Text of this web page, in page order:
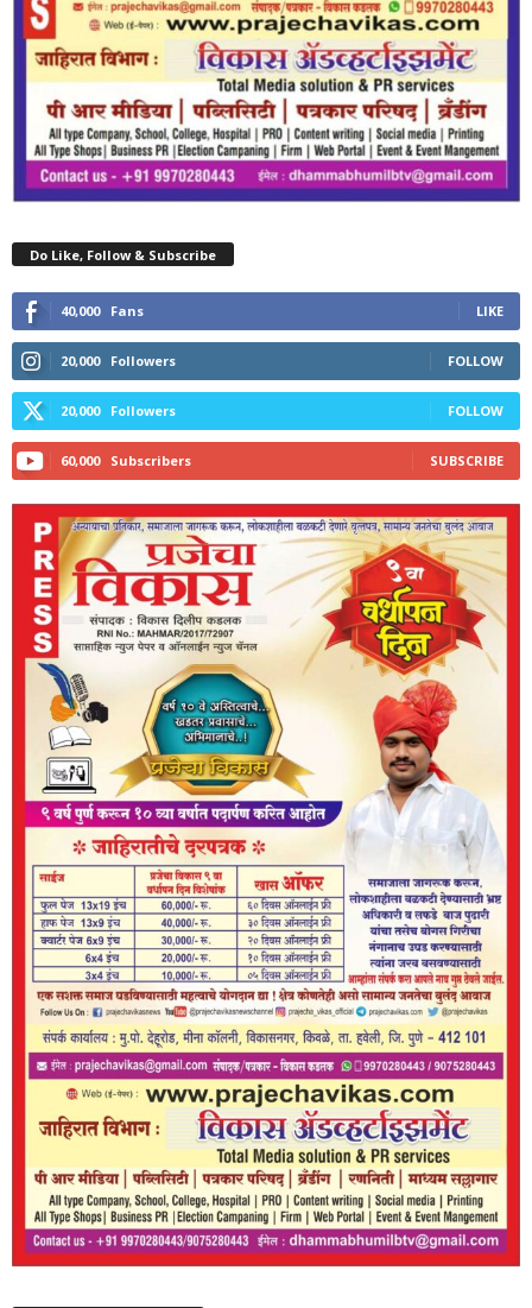
Do Like, Follow & Subscribe
40,000 Fans LIKE
20,000 Followers FOLLOW
20,000 Followers FOLLOW
60,000 Subscribers SUBSCRIBE